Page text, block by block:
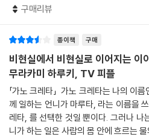
아 없어질 듯한 기분이 들었다. 그렇다,
다 쓰고 나자, 여자는 테이블 너머로 그
---「비행기 - 혹은 그는 어떻게 시를 읽듯
훗날 쓰일 『태엽 감는 새』의 바탕이 되
불쑥 일상 속에 꿈처럼 예기치 않은 비일
다. 비일상은 조금씩 파먹어 들어가고,
매모호한 구분 속에서 조금씩 뒤틀려간
의 이면에는 무엇이 도사리고 있을지,
험이다. 이 책 『TV 피플』은 그런 실험의
통해 마치 손끝에서 맴도는 반딧불 같은
구매리뷰
종이책 구매
비현실에서 비현실로 이어지는 이
무라카미 하루키, TV 피플
「가노 크레타」 가노 크레타는 나의 이
께 일하는 언니가 마루타, 라는 이름을 쓰고 있어 나의
레타, 를 선택한 것일 뿐이다. 그러나 나
니가 하는 일은 사람의 몸 안에 흐르는 물의 소리를 듣고, 그 물의 메시